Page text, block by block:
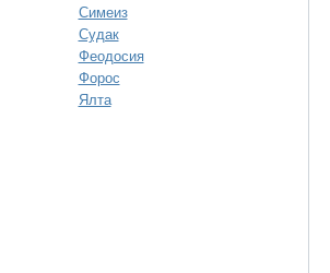
Симеиз
Судак
Феодосия
Форос
Ялта